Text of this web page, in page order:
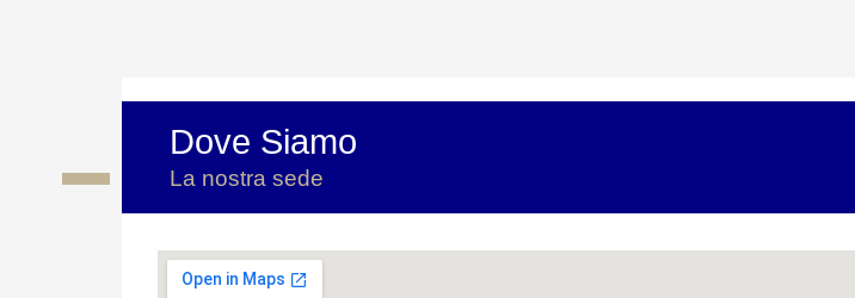
Dove Siamo
La nostra sede